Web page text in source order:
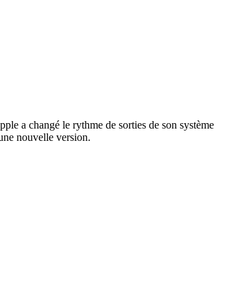
a changé le rythme de sorties de son système
nouvelle version.